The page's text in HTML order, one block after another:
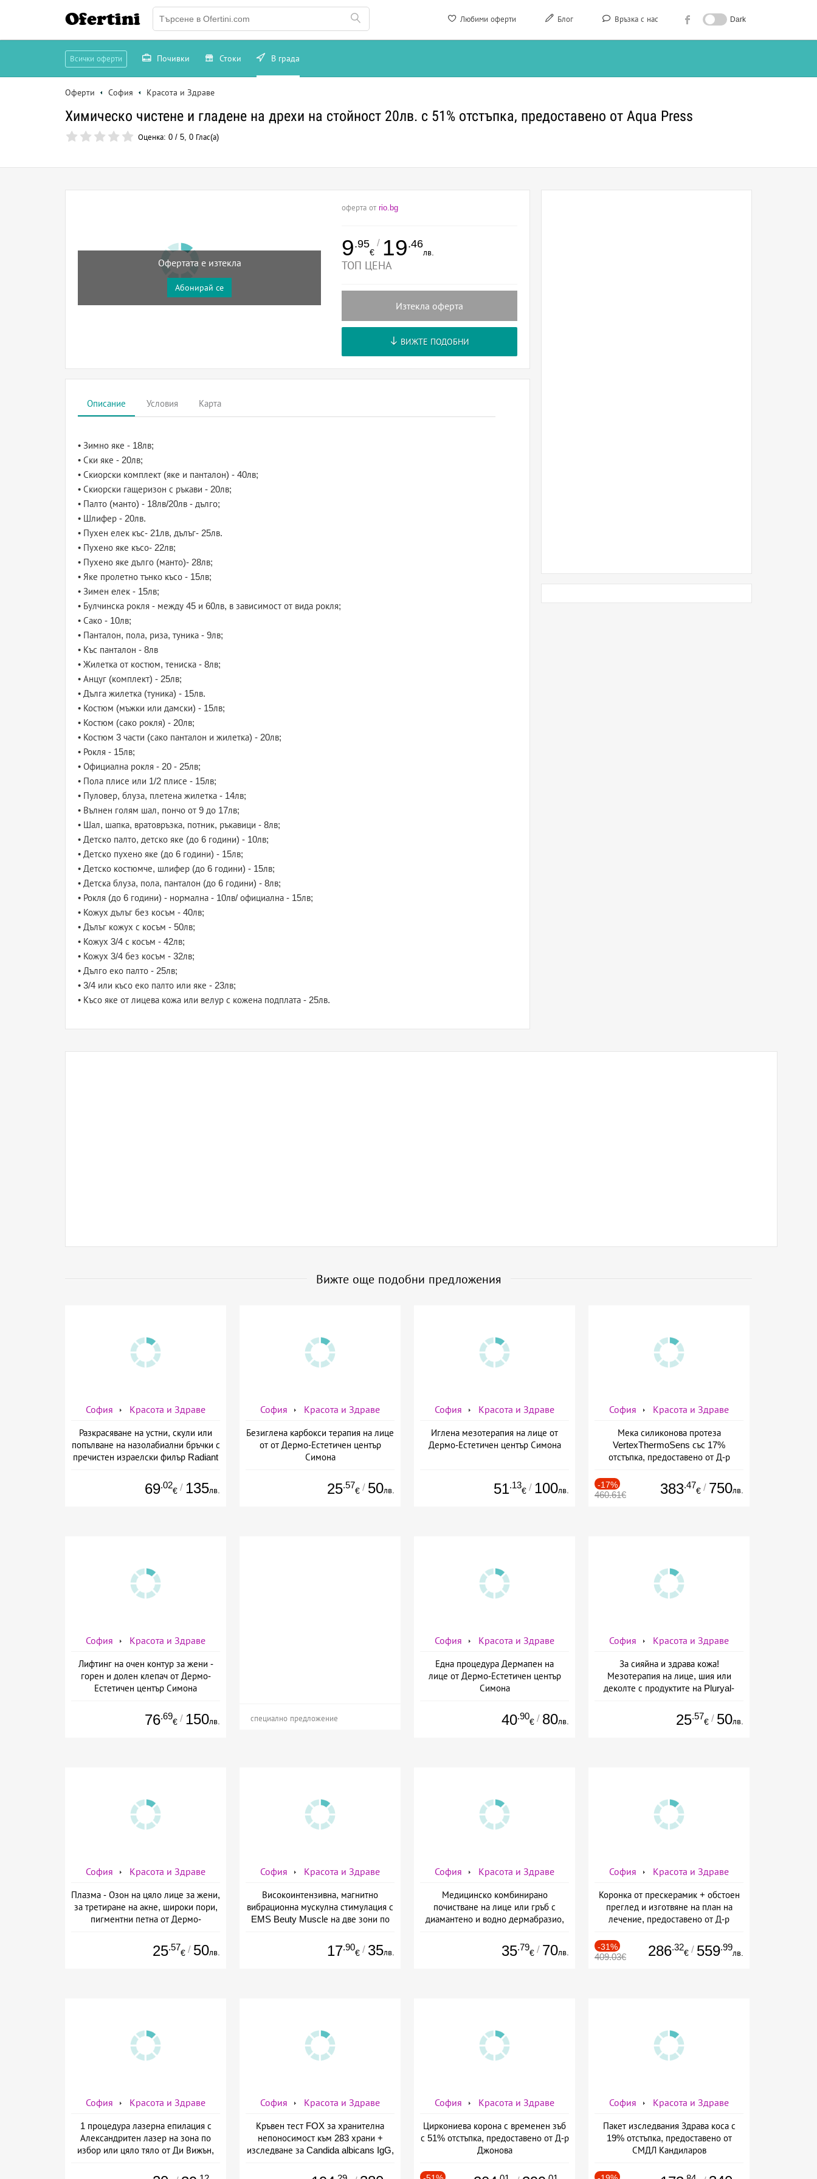
Любими оферти Блог Връзка с нас Dark
Ofertini
Всички оферти Почивки Стоки В града
Оферти София Красота и Здраве
Химическо чистене и гладене на дрехи на стойност 20лв. с 51% отстъпка, предоставено от Aqua Press
Оценка: 0 / 5, 0 Глас(а)
Офертата е изтекла
Абонирай се
оферта от rio.bg
9.95
€
/ 19.46
лв.
ТОП ЦЕНА
Изтекла оферта
ВИЖТЕ ПОДОБНИ
Описание Условия Карта
• Зимно яке - 18лв;
• Ски яке - 20лв;
• Скиорски комплект (яке и панталон) - 40лв;
• Скиорски гащеризон с ръкави - 20лв;
• Палто (манто) - 18лв/20лв - дълго;
• Шлифер - 20лв.
• Пухен елек къс- 21лв, дълъг- 25лв.
• Пухено яке късо- 22лв;
• Пухено яке дълго (манто)- 28лв;
• Яке пролетно тънко късо - 15лв;
• Зимен eлек - 15лв;
• Булчинска рокля - между 45 и 60лв, в зависимост от вида рокля;
• Сако - 10лв;
• Панталон, пола, риза, туника - 9лв;
• Къс панталон - 8лв
• Жилетка от костюм, тениска - 8лв;
• Анцуг (комплект) - 25лв;
• Дълга жилетка (туника) - 15лв.
• Костюм (мъжки или дамски) - 15лв;
• Костюм (сако рокля) - 20лв;
• Костюм 3 части (сако панталон и жилетка) - 20лв;
• Рокля - 15лв;
• Официална рокля - 20 - 25лв;
• Пола плисе или 1/2 плисе - 15лв;
• Пуловер, блуза, плетена жилетка - 14лв;
• Вълнен голям шал, пончо от 9 до 17лв;
• Шал, шапка, вратовръзка, потник, ръкавици - 8лв;
• Детско палто, детско яке (до 6 години) - 10лв;
• Детско пухено яке (до 6 години) - 15лв;
• Детско костюмче, шлифер (до 6 години) - 15лв;
• Детска блуза, пола, панталон (до 6 години) - 8лв;
• Рокля (до 6 години) - нормална - 10лв/ официална - 15лв;
• Кожух дълъг без косъм - 40лв;
• Дълъг кожух с косъм - 50лв;
• Кожух 3/4 с косъм - 42лв;
• Кожух 3/4 без косъм - 32лв;
• Дълго еко палто - 25лв;
• 3/4 или късо еко палто или яке - 23лв;
• Късо яке от лицева кожа или велур с кожена подплата - 25лв.
Вижте още подобни предложения
София Красота и Здраве
Разкрасяване на устни, скули или
попълване на назолабиални бръчки с
пречистен израелски филър Radiant
69.02
€ / 135лв.
София Красота и Здраве
Безиглена карбокси терапия на лице
от от Дермо-Естетичен център
Симона
25.57
€ / 50лв.
София Красота и Здраве
Иглена мезотерапия на лице от
Дермо-Естетичен център Симона
51.13
€ / 100лв.
София Красота и Здраве
Мека силиконова протеза
VertexThermoSens със 17%
отстъпка, предоставено от Д-р
-17%
460.61€ 383.47
€ / 750лв.
София Красота и Здраве
Лифтинг на очен контур за жени -
горен и долен клепач от Дермо-
Естетичен център Симона
76.69
€ / 150лв. специално предложение
София Красота и Здраве
Една процедура Дермапен на
лице от Дермо-Естетичен център
Симона
40.90
€ / 80лв.
София Красота и Здраве
За сияйна и здрава кожа!
Мезотерапия на лице, шия или
деколте с продуктите на Pluryal-
Естетичен център Симона
25.57
€ / 50лв.
София Красота и Здраве
Плазма - Озон на цяло лице за жени,
за третиране на акне, широки пори,
пигментни петна от Дермо-
25.57
€ / 50лв.
София Красота и Здраве
Високоинтензивна, магнитно
вибрационна мускулна стимулация с
EMS Beuty Musclе на две зони по
Естетичен център Симона
17.90
€ / 35лв.
София Красота и Здраве
Медицинско комбинирано
почистване на лице или гръб с
диамантено и водно дермабразио,
Естетичен център Симона
35.79
€ / 70лв.
София Красота и Здраве
Коронка от прескерамик + обстоен
преглед и изготвяне на план на
лечение, предоставено от Д-р
-31%
409.03€ 286.32
€ / 559.99
лв.
София Красота и Здраве
1 процедура лазерна епилация с
Александритен лазер на зона по
избор или цяло тяло от Ди Вижън,
София Красота и Здраве
Кръвен тест FOX за хранителна
непоносимост към 283 храни +
изследване за Candida albicans IgG,
София Красота и Здраве
Циркониева корона с временен зъб
с 51% отстъпка, предоставено от Д-р
Джонова
София Красота и Здраве
Пакет изследвания Здрава коса с
19% отстъпка, предоставено от
СМДЛ Кандиларов